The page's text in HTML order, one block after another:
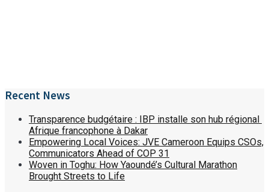
Recent News
Transparence budgétaire : IBP installe son hub régional
Afrique francophone à Dakar
Empowering Local Voices: JVE Cameroon Equips CSOs,
Communicators Ahead of COP 31
Woven in Toghu: How Yaoundé’s Cultural Marathon
Brought Streets to Life